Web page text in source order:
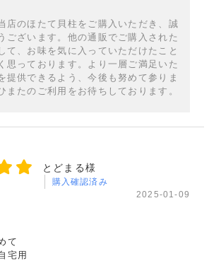
店のほたて貝柱をご購入いただき、誠
ございます。他の通販でご購入された
て、お味を気に入っていただけたこと
思っております。より一層ご満足いた
提供できるよう、今後も努めて参りま
またのご利用をお待ちしております。
とどまる様
購入確認済み
2025-01-09
て
宅用